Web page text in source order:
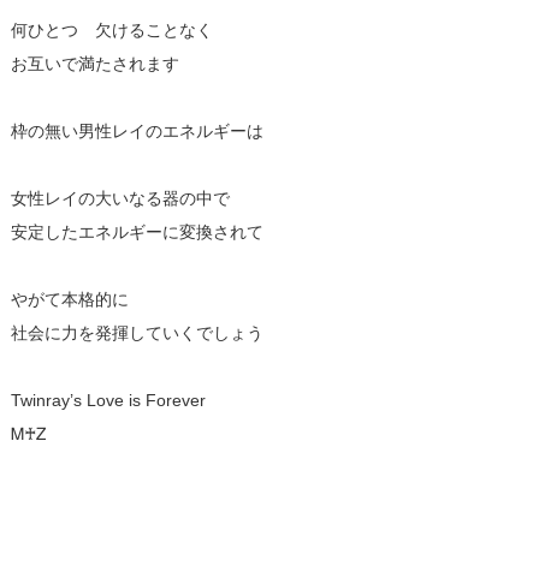
何ひとつ 欠けることなく
お互いで満たされます
枠の無い男性レイのエネルギーは
女性レイの大いなる器の中で
安定したエネルギーに変換されて
やがて本格的に
社会に力を発揮していくでしょう
Twinray’s Love is Forever
Ꮇ♰Ꮓ